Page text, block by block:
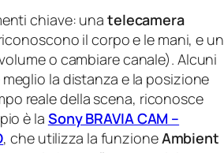
chiave: una telecamera
il corpo e le mani, e un
o cambiare canale). Alcuni
la distanza e la posizione
reale della scena, riconosce
è la Sony BRAVIA CAM –
, che utilizza la funzioneAmbient